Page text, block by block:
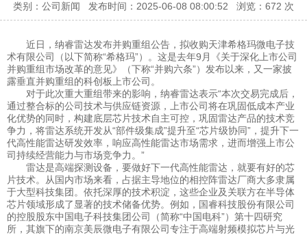
类别：公司新闻 发布时间：2025-06-08 08:00:52 浏览： 672 次
近日，纳睿雷达发布并购重组公告，拟收购天津希格玛微电子技
术有限公司（以下简称“希格玛”）。这是去年9月《关于深化上市公司
并购重组市场改革的意见》（下称“并购六条”）发布以来，又一家披
露垂直并购重组的科创板上市公司。
对于此次重大重组带来的影响，纳睿雷达表示“本次交易完成后，
通过整合标的公司技术与供应链资源，上市公司将在巩固低成本产业
化优势的同时，构建底层芯片技术自主可控，巩固雷达产品的技术竞
争力，将雷达系统开发从“部件级集成”提升至“芯片级协同”，提升下一
代高性能雷达研发效率，响应高性能雷达市场需求，进而增强上市公
司持续经营能力与市场竞争力。”
雷达是高端探测设备，要做好下一代高性能雷达，就要有好的芯
片技术。从国内市场来看，占据主导地位的相控阵雷达厂商大多隶属
于大型科技集团。依托深厚的技术积淀，这些企业及关联方在半导体
芯片领域形成了显著的技术储备优势。例如，国睿科技股份有限公司
的控股股东中国电子科技集团公司（简称“中国电科”）第十四研究
所，其旗下的南京美辰微电子有限公司专注于高端射频模拟芯片与光